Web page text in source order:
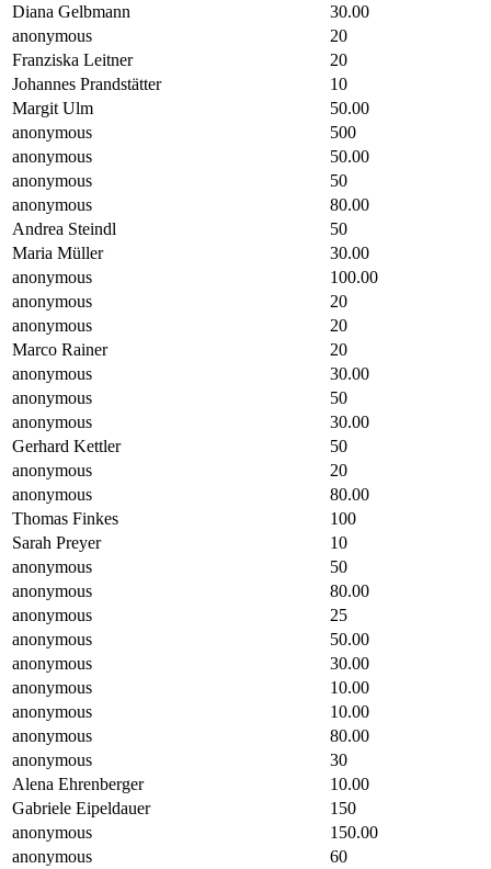
Diana Gelbmann
30.00
anonymous
20
Franziska Leitner
20
Johannes Prandstätter
10
Margit Ulm
50.00
anonymous
500
anonymous
50.00
anonymous
50
anonymous
80.00
Andrea Steindl
50
Maria Müller
30.00
anonymous
100.00
anonymous
20
anonymous
20
Marco Rainer
20
anonymous
30.00
anonymous
50
anonymous
30.00
Gerhard Kettler
50
anonymous
20
anonymous
80.00
Thomas Finkes
100
Sarah Preyer
10
anonymous
50
anonymous
80.00
anonymous
25
anonymous
50.00
anonymous
30.00
anonymous
10.00
anonymous
10.00
anonymous
80.00
anonymous
30
Alena Ehrenberger
10.00
Gabriele Eipeldauer
150
anonymous
150.00
anonymous
60